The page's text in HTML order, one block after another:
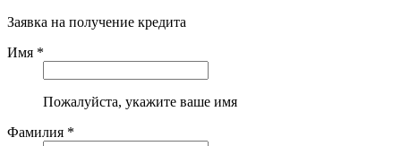
Заявка на получение кредита
Имя *
Пожалуйста, укажите ваше имя
Фамилия *